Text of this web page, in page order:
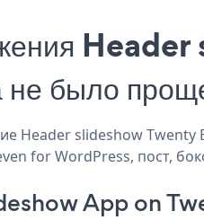
было
Header slideshow
for WordPress, пост,
App on